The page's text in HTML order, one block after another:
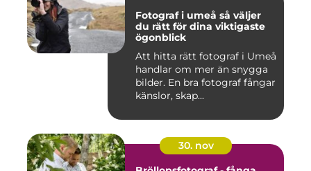
Fotograf i umeå så väljer
du rätt för dina viktigaste
ögonblick
Att hitta rätt fotograf i Umeå
handlar om mer än snygga
bilder. En bra fotograf fångar
känslor, skap...
30. nov